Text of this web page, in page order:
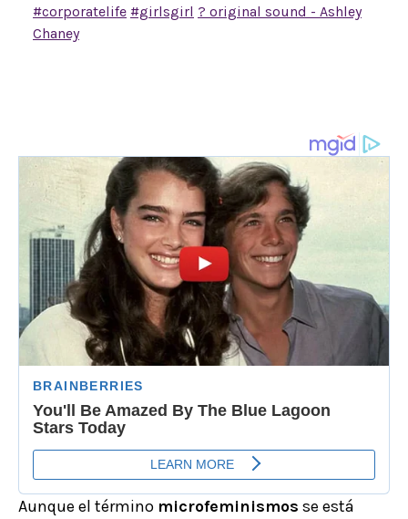
#corporatelife #girlsgirl ? original sound - Ashley
Chaney
Aunque el término microfeminismos se está